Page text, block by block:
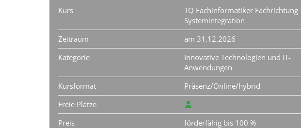
Kurs
TQ Fachinformatiker Fachrichtung
Systemintegration
Zeitraum
am 31.12.2026
Kategorie
Innovative Technologien und IT-
Anwendungen
Kursformat
Präsenz/Online/hybrid
Freie Plätze
Preis
förderfähig bis 100 %